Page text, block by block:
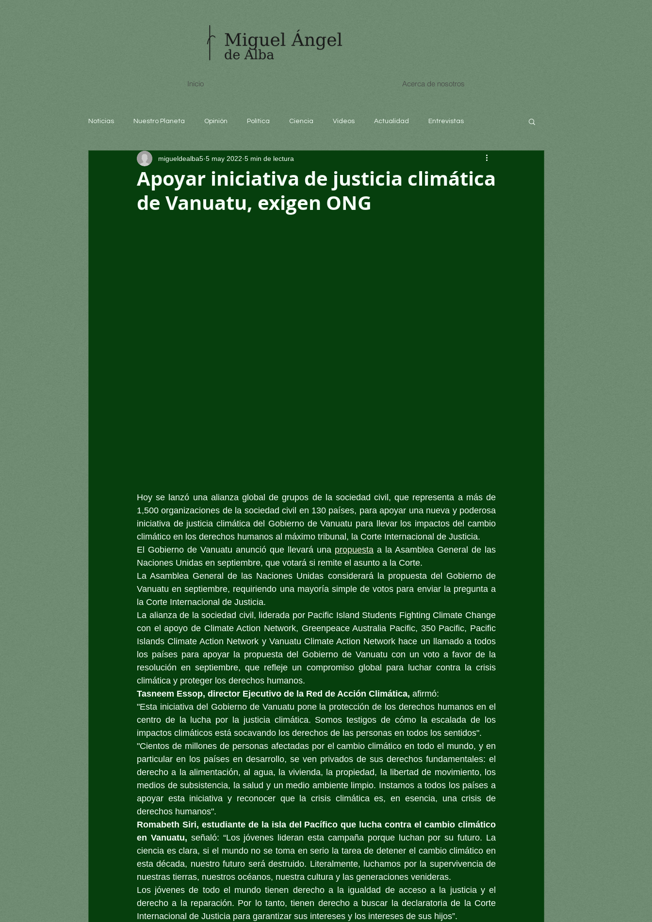
Inicio Acerca de nosotros
Noticias Nuestro Planeta Opinión Política Ciencia Videos Actualidad Entrevistas
Arte y cultura Educación educación
Apoyar iniciativa de justicia climática
de Vanuatu, exigen ONG
migueldealba5 5 may 2022 5 min de lectura
Hoy se lanzó una alianza global de grupos de la sociedad civil, que representa a más de
1,500 organizaciones de la sociedad civil en 130 países, para apoyar una nueva y poderosa
iniciativa de justicia climática del Gobierno de Vanuatu para llevar los impactos del cambio
climático en los derechos humanos al máximo tribunal, la Corte Internacional de Justicia.
El Gobierno de Vanuatu anunció que llevará una propuesta a la Asamblea General de las
Naciones Unidas en septiembre, que votará si remite el asunto a la Corte.
La Asamblea General de las Naciones Unidas considerará la propuesta del Gobierno de
Vanuatu en septiembre, requiriendo una mayoría simple de votos para enviar la pregunta a
la Corte Internacional de Justicia.
La alianza de la sociedad civil, liderada por Pacific Island Students Fighting Climate Change
con el apoyo de Climate Action Network, Greenpeace Australia Pacific, 350 Pacific, Pacific
Islands Climate Action Network y Vanuatu Climate Action Network hace un llamado a todos
los países para apoyar la propuesta del Gobierno de Vanuatu con un voto a favor de la
resolución en septiembre, que refleje un compromiso global para luchar contra la crisis
climática y proteger los derechos humanos.
Tasneem Essop, director Ejecutivo de la Red de Acción Climática, afirmó:
"Esta iniciativa del Gobierno de Vanuatu pone la protección de los derechos humanos en el
centro de la lucha por la justicia climática. Somos testigos de cómo la escalada de los
impactos climáticos está socavando los derechos de las personas en todos los sentidos".
"Cientos de millones de personas afectadas por el cambio climático en todo el mundo, y en
particular en los países en desarrollo, se ven privados de sus derechos fundamentales: el
derecho a la alimentación, al agua, la vivienda, la propiedad, la libertad de movimiento, los
medios de subsistencia, la salud y un medio ambiente limpio. Instamos a todos los países a
apoyar esta iniciativa y reconocer que la crisis climática es, en esencia, una crisis de
derechos humanos".
Romabeth Siri, estudiante de la isla del Pacífico que lucha contra el cambio climático
en Vanuatu, señaló: “Los jóvenes lideran esta campaña porque luchan por su futuro. La
ciencia es clara, si el mundo no se toma en serio la tarea de detener el cambio climático en
esta década, nuestro futuro será destruido. Literalmente, luchamos por la supervivencia de
nuestras tierras, nuestros océanos, nuestra cultura y las generaciones venideras.
Los jóvenes de todo el mundo tienen derecho a la igualdad de acceso a la justicia y el
derecho a la reparación. Por lo tanto, tienen derecho a buscar la declaratoria de la Corte
Internacional de Justicia para garantizar sus intereses y los intereses de sus hijos”.